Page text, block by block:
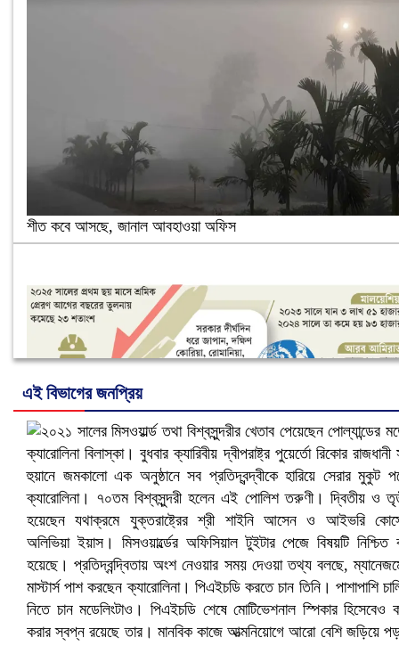
শীত কবে আসছে, জানাল আবহাওয়া অফিস
নানা সংকটে রিক্রুটিং এজেন্সি, হুমকির মুখে শ্রম রপ্তানি
এই বিভাগের জনপ্রিয়